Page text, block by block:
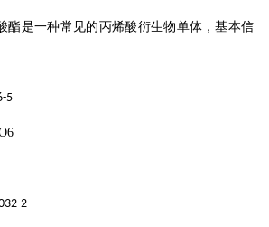
酯是一种常见的丙烯酸衍生物单体，基本信
5
2